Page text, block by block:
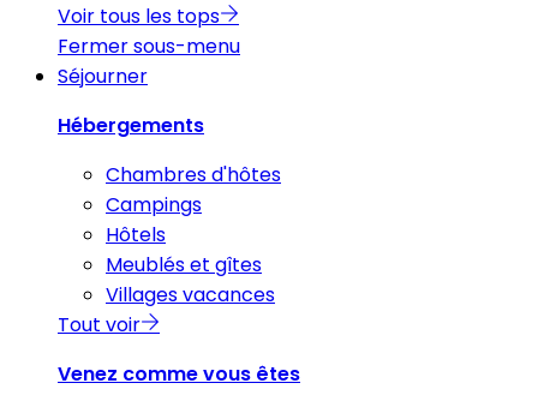
Voir tous les tops
Fermer sous-menu
Séjourner
Hébergements
Chambres d'hôtes
Campings
Hôtels
Meublés et gîtes
Villages vacances
Tout voir
Venez comme vous êtes